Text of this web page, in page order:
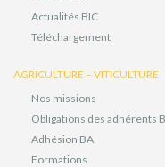
Actualités BIC
Téléchargement
AGRICULTURE – VITICULTURE
Nos missions
Obligations des adhérents
Adhésion BA
Formations